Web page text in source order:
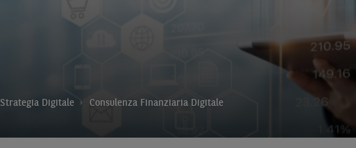
Strategia Digitale Consulenza Finanziaria Digitale